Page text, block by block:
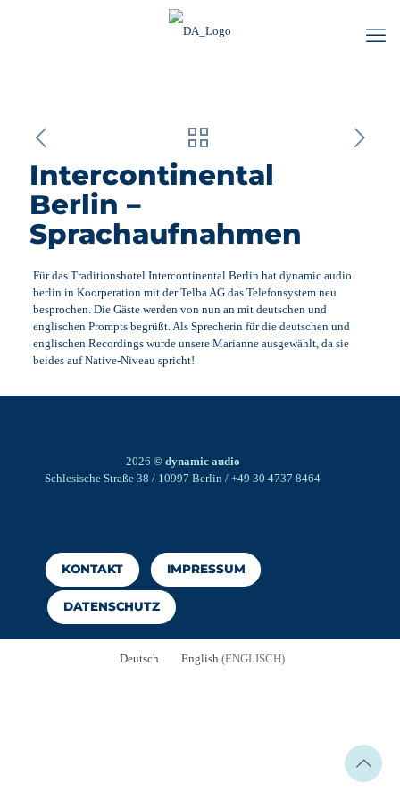
Intercontinental
Berlin –
Sprachaufnahmen
Für das Traditionshotel Intercontinental Berlin hat dynamic audio
berlin in Koorperation mit der Telba AG das Telefonsystem neu
besprochen. Die Gäste werden von nun an mit deutschen und
englischen Prompts begrüßt. Als Sprecherin für die deutschen und
englischen Recordings wurde unsere Marianne ausgewählt, da sie
beides auf Native-Niveau spricht!
2026 © dynamic audio
Schlesische Straße 38 / 10997 Berlin / +49 30 4737 8464
KONTAKT IMPRESSUM
DATENSCHUTZ
Deutsch English (ENGLISCH)